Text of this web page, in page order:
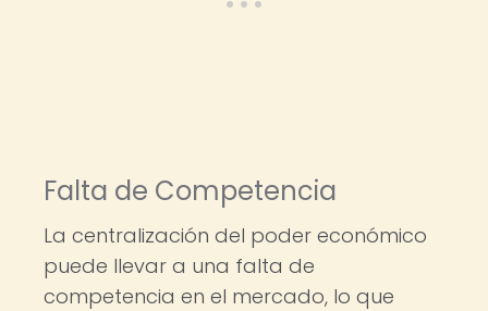
Falta de Competencia
La centralización del poder económico
puede llevar a una falta de
competencia en el mercado, lo que